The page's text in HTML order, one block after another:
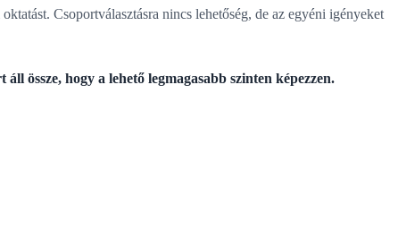
Csoportválasztásra nincs lehetőség, de az egyéni igényeket
össze, hogy a lehető legmagasabb szinten képezzen.